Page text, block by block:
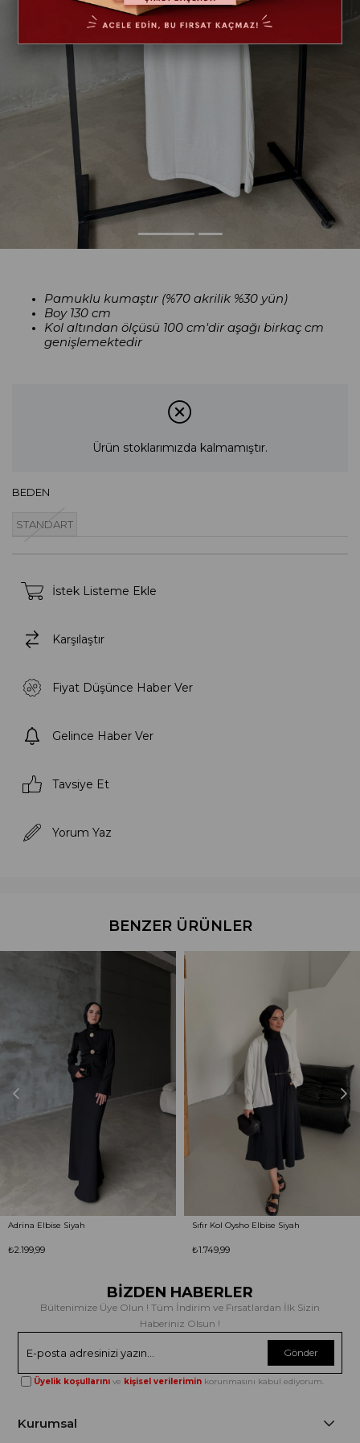
Pamuklu kumaştır (%70 akrilik %30 yün)
Boy 130 cm
Kol altından ölçüsü 100 cm'dir aşağı birkaç cm
genişlemektedir
Ürün stoklarımızda kalmamıştır.
BEDEN
STANDART
İstek Listeme Ekle
Karşılaştır
Fiyat Düşünce Haber Ver
Gelince Haber Ver
Tavsiye Et
Yorum Yaz
BENZER ÜRÜNLER
Adrina Elbise Siyah
₺2.199,99
Sıfır Kol Oysho Elbise Siyah
₺1.749,99
BİZDEN HABERLER
Bültenimize Üye Olun ! Tüm İndirim ve Fırsatlardan İlk Sizin
Haberiniz Olsun !
Gönder
Üyelik koşullarını ve kişisel verilerimin korunmasını kabul ediyorum.
Kurumsal